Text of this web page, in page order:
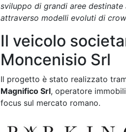
sviluppo di grandi aree
attraverso modelli evoluti di
Il veicolo
Moncenisio Srl
Il progetto è stato realizzato
Magnifico Srl, operatore
focus sul mercato romano.